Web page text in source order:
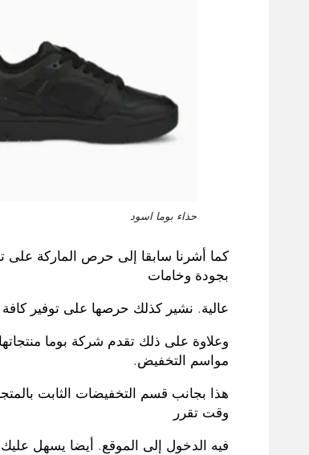
حذاء بوما اسود
كما أشرنا سابقا إلى حرص الماركة على
بجودة وخامات
عالية. نشير كذلك حرصها على توفير كافة
وعلاوة على ذلك تقدم شركة بوما
مواسم التخفيض.
هذا بجانب قسم التخفيضات الثابت
وقت تقرر
فيه الدخول إلى الموقع. أيضا يسهل